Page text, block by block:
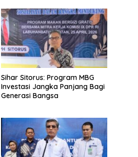
Sihar Sitorus: Program MBG
Investasi Jangka Panjang Bagi
Generasi Bangsa